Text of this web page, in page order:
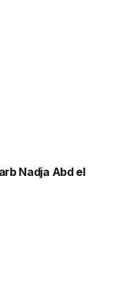
Nadja Abd el